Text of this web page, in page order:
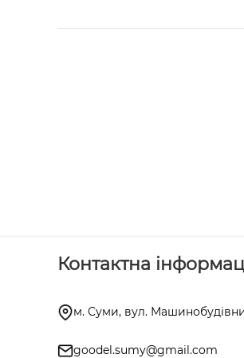
Контактна
м. Суми, вул.
goodel.sumy@gmail.com